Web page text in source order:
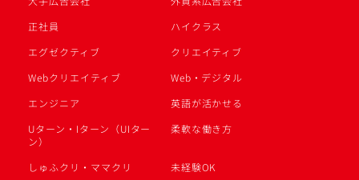
正社員
ハイクラス
エグゼクティブ
クリエイティブ
Webクリエイティブ
Web・デジタル
エンジニア
英語が活かせる
Uターン・Iターン（UIター
ン）
柔軟な働き方
しゅふクリ・ママクリ
未経験OK